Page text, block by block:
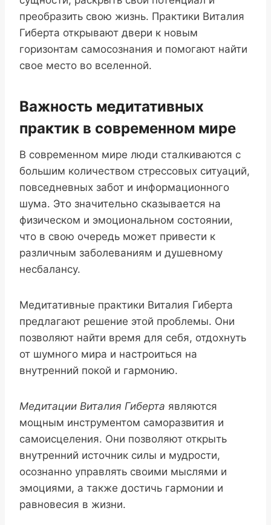
преобразить свою жизнь. Практики Виталия
Гиберта открывают двери к новым
горизонтам самосознания и помогают найти
свое место во вселенной.
Важность медитативных
практик в современном мире
В современном мире люди сталкиваются с
большим количеством стрессовых ситуаций,
повседневных забот и информационного
шума. Это значительно сказывается на
физическом и эмоциональном состоянии,
что в свою очередь может привести к
различным заболеваниям и душевному
несбалансу.
Медитативные практики Виталия Гиберта
предлагают решение этой проблемы. Они
позволяют найти время для себя, отдохнуть
от шумного мира и настроиться на
внутренний покой и гармонию.
Медитации Виталия Гиберта являются
мощным инструментом саморазвития и
самоисцеления. Они позволяют открыть
внутренний источник силы и мудрости,
осознанно управлять своими мыслями и
эмоциями, а также достичь гармонии и
равновесия в жизни.